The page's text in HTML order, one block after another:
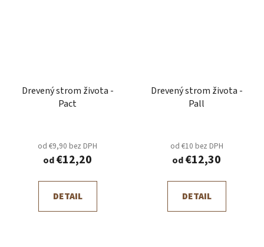
Drevený strom života -
Pact
od €9,90 bez DPH
od€12,20
DETAIL
Drevený strom života -
Pall
od €10 bez DPH
od€12,30
DETAIL